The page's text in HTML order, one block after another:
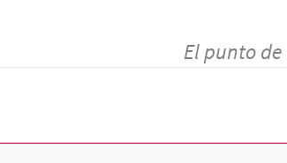
El punto